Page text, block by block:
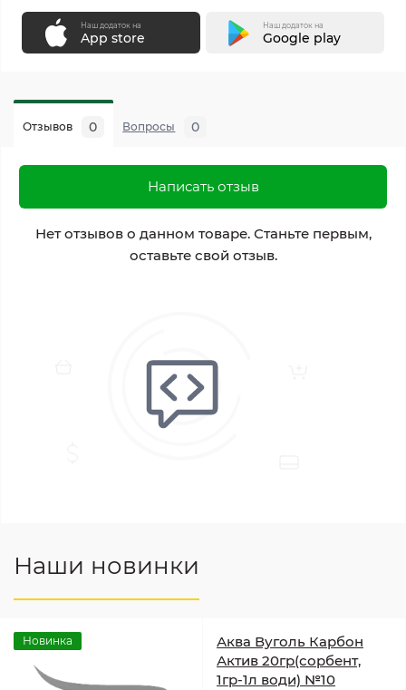
Наш додаток на
App store
Наш додаток на
Google play
Отзывов 0 Вопросы 0
Написать отзыв
Нет отзывов о данном товаре. Станьте первым,
оставьте свой отзыв.
Наши новинки
Новинка
Аква Вуголь Карбон
Актив 20гр(сорбент,
1гр-1л води) №10